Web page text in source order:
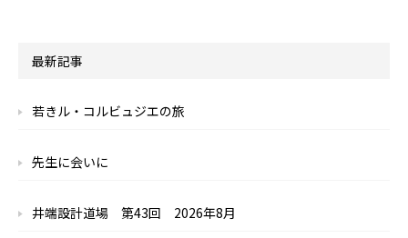
最新記事
若きル・コルビュジエの旅
先生に会いに
井端設計道場 第43回 2026年8月